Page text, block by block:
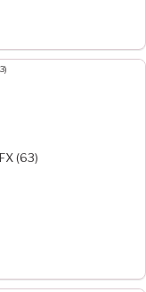
(63)